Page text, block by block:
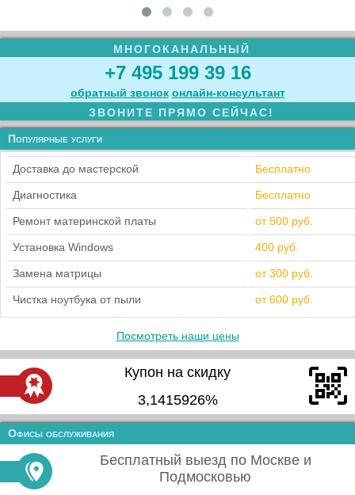
МНОГОКАНАЛЬНЫЙ
+7 495 199 39 16
обратный звонок онлайн‑консультант
ЗВОНИТЕ ПРЯМО СЕЙЧАС!
Популярные услуги
Доставка до мастерской Бесплатно
Диагностика Бесплатно
Ремонт материнской платы от 500 руб.
Установка Windows 400 руб.
Замена матрицы от 300 руб.
Чистка ноутбука от пыли от 600 руб.
Посмотреть наши цены
Купон на скидку
3,1415926%
Офисы обслуживания
Бесплатный выезд по Москве и
Подмосковью